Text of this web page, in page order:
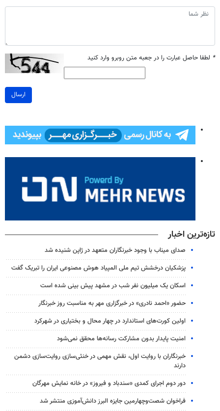
* لطفا حاصل عبارت را در جعبه متن روبرو وارد کنید
ارسال
تازه‌ترین اخبار
صدای میناب با وجود خبرنگاران متعهد در ژاپن شنیده شد
پزشکیان درخشش تیم ملی المپیاد هوش مصنوعی ایران را تبریک گفت
اسکان یک میلیون نفر شب در مشهد پیش بینی شده است
حضور «احمد نادری» در خبرگزاری مهر به مناسبت روز خبرنگار
اولین کورت‌های استاندارد در چهار محال و بختیاری در شهرکرد
امنیت پایدار بدون مشارکت رسانه‌ها محقق نمی‌شود
خبرنگاران با روایت اول، نقش مهمی در خنثی‌سازی روایت‌سازی دشمن
دارند
دور دوم اجرای کمدی «سندباد و فیروز» در خانه نمایش مهرگان
فراخوان شصت‌وچهارمین جایزه البرز دانش‌آموزی منتشر شد